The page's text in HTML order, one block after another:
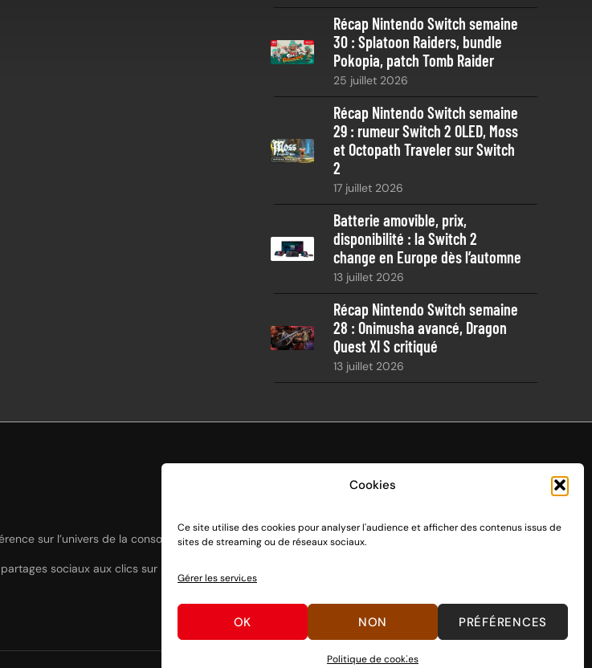
Cookies
Ce site utilise des cookies pour analyser l'audience et afficher des contenus issus de
sites de streaming ou de réseaux sociaux.
Gérer les services
OK NON PRÉFÉRENCES
Politique de cookies
Récap Nintendo Switch semaine
30 : Splatoon Raiders, bundle
Pokopia, patch Tomb Raider
25 juillet 2026
Récap Nintendo Switch semaine
29 : rumeur Switch 2 OLED, Moss
et Octopath Traveler sur Switch
2
17 juillet 2026
Batterie amovible, prix,
disponibilité : la Switch 2
change en Europe dès l’automne
13 juillet 2026
Récap Nintendo Switch semaine
28 : Onimusha avancé, Dragon
Quest XI S critiqué
13 juillet 2026
sur l’univers de la console hybride Nintendo Switch 1 et 2, sortie le 3 mars 2017.
sociaux aux clics sur nos liens en passant par des dons, découvrez